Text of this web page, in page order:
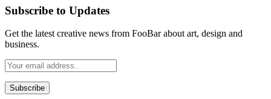
Subscribe to Updates
Get the latest creative news from FooBar about art, design and
business.